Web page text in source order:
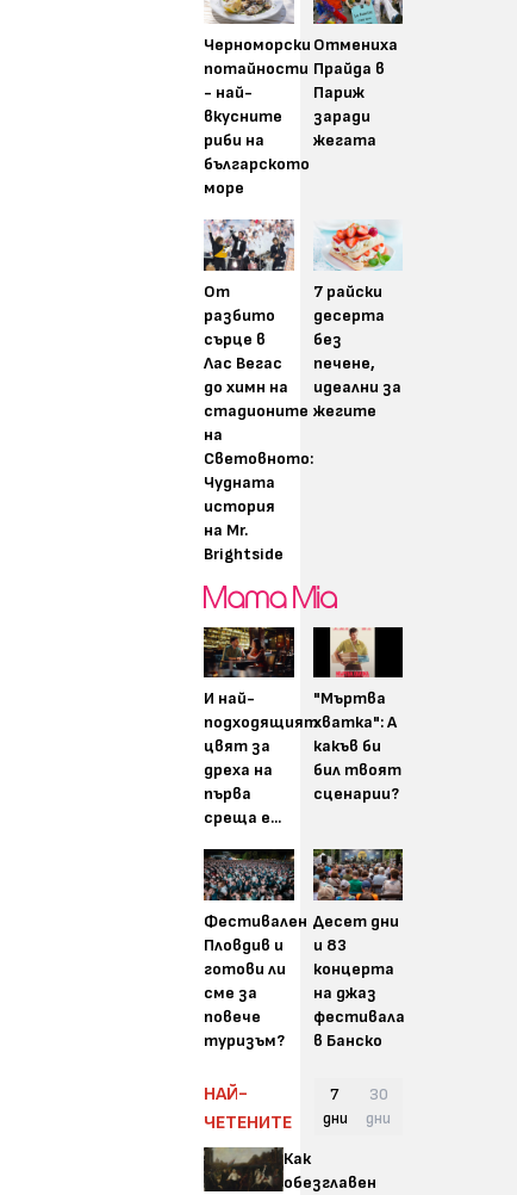
Черноморски
потайности
- най-
вкусните
риби на
българското
море
Отмениха
Прайда в
Париж
заради
жегата
От
разбито
сърце в
Лас Вегас
до химн на
стадионите
на
Световното:
Чудната
история
на Mr.
Brightside
7 райски
десерта
без
печене,
идеални за
жегите
И най-
подходящият
цвят за
дреха на
първа
среща е...
"Мъртва
хватка": А
какъв би
бил твоят
сценарии?
Фестивален
Пловдив и
готови ли
сме за
повече
туризъм?
Десет дни
и 83
концерта
на джаз
фестивала
в Банско
НАЙ-
ЧЕТЕНИТЕ
7
дни
30
дни
Как
обезглавен